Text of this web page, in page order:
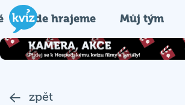
Kde hrajeme Můj tým
zpět